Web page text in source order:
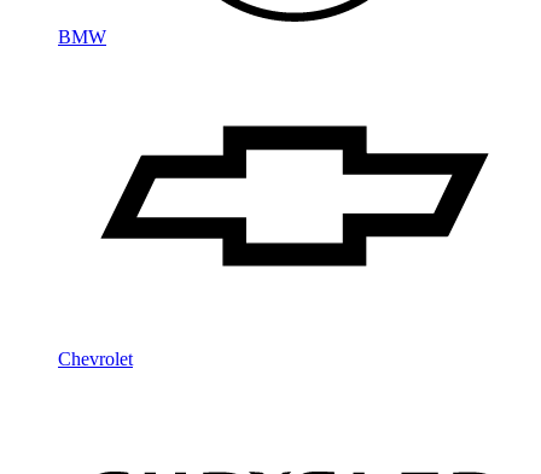
BMW
Chevrolet